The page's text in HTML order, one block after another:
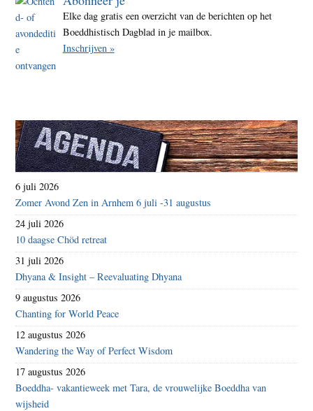
Elke dag gratis een overzicht van de berichten op het
Boeddhistisch Dagblad in je mailbox.
Inschrijven »
6 juli 2026
Zomer Avond Zen in Arnhem 6 juli -31 augustus
24 juli 2026
10 daagse Chöd retreat
31 juli 2026
Dhyana & Insight – Reevaluating Dhyana
9 augustus 2026
Chanting for World Peace
12 augustus 2026
Wandering the Way of Perfect Wisdom
17 augustus 2026
Boeddha- vakantieweek met Tara, de vrouwelijke Boeddha van
wijsheid